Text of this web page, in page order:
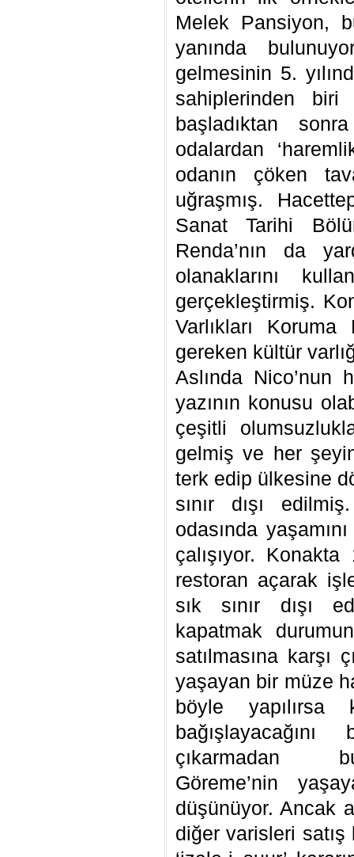
Melek Pansiyon,
yanında
gelmesinin 5.
sahiplerinden biri
başladıktan
odalardan
odanın çöken
uğraşmış.
Sanat Tarihi
Renda’nın da
olanaklarını
gerçekleştirmiş.
Varlıkları
gereken kültür
Aslında Nico’nun
yazının konusu
çeşitli
gelmiş ve her
terk edip ülkesine
sınır dışı
odasında
çalışıyor.
restoran açarak
sık sınır dışı
kapatmak
satılmasına karşı
yaşayan bir müze
böyle yapılırsa
çıkarmadan
Göreme’nin
düşünüyor. Ancak
diğer varisleri